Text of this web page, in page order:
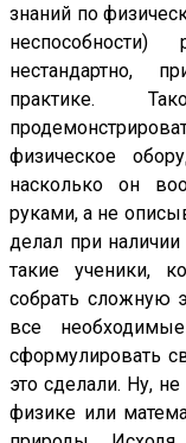
знаний по
неспособности)
нестандартно,
практике.
физическое
насколько он
руками, а не
делал при
такие ученики,
собрать сложную
все
сформулировать
это сделали. Ну,
физике или